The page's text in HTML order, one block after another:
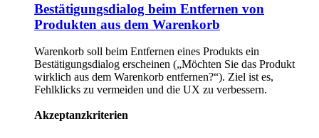
Bestätigungsdialog beim Entfernen von
Produkten aus dem Warenkorb
Warenkorb soll beim Entfernen eines Produkts ein
Bestätigungsdialog erscheinen („Möchten Sie das Produkt
wirklich aus dem Warenkorb entfernen?“). Ziel ist es,
Fehlklicks zu vermeiden und die UX zu verbessern.
Akzeptanzkriterien